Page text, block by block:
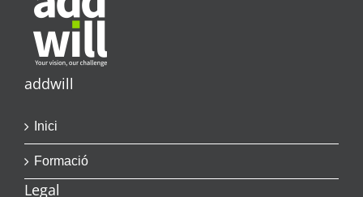
addwill
Inici
Formació
Legal